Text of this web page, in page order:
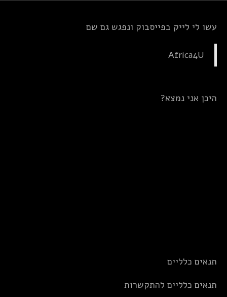
עשו לי לייק בפייסבוק ונפגש גם שם
Africa4U
היכן אני נמצא?
תנאים כלליים
תנאים כלליים להתקשרות